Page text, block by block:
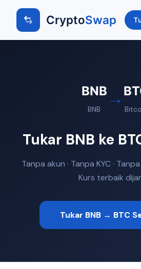
CryptoSwap
BNB
BNB
→
Tukar BNB ke
Tanpa akun · Tanpa KYC ·
Kurs terbaik
Tukar BNB → BTC